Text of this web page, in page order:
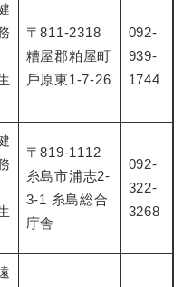
〒811-2318
糟屋郡粕屋町
⼾原東1-7-26
092-
939-
1744
〒819-1112
糸島市浦志2-
3-1 糸島総合
庁舎
092-
322-
3268